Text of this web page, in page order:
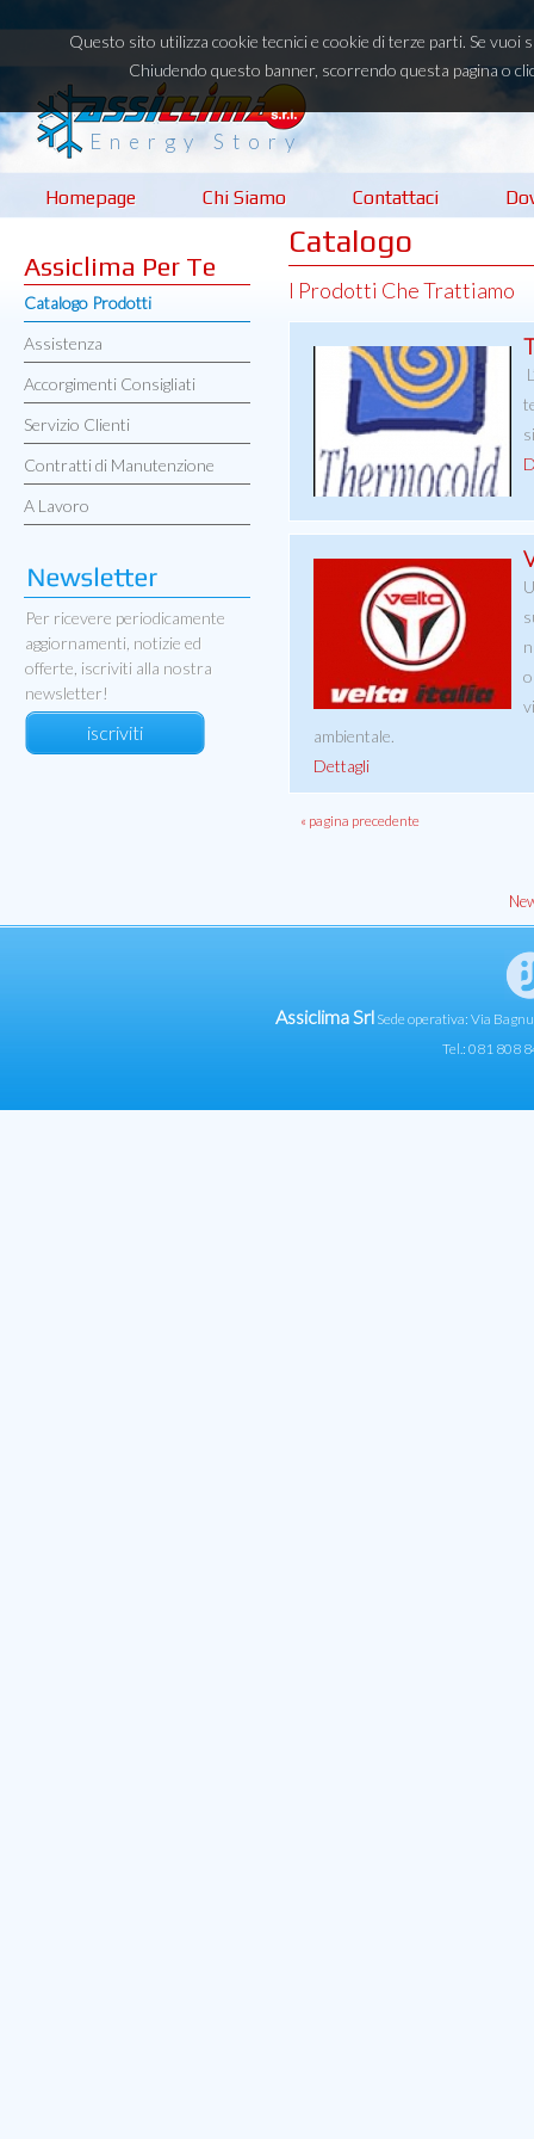
Questo sito utilizza cookie tecnici e cookie di terze parti. Se vuoi
Chiudendo questo banner, scorrendo questa pagina o
Energy Story
Homepage Chi Siamo Contattaci
Catalogo
I Prodotti Che Trattiamo
ambientale.
Dettagli
« pagina precedente
Assiclima Per Te
Catalogo Prodotti
Assistenza
Accorgimenti Consigliati
Servizio Clienti
Contratti di Manutenzione
A Lavoro
Per ricevere periodicamente
aggiornamenti, notizie ed
offerte, iscriviti alla nostra
newsletter!
iscriviti
Assiclima Srl Sede operativa: Via
Tel.: 081 808